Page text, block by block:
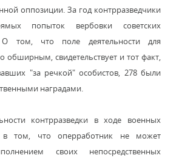
оппозиции. За год контрразведчики
попыток вербовки советских
О том, что поле деятельности для
обширным, свидетельствует и тот факт,
"за речкой" особистов, 278 были
наградами.
контрразведки в ходе военных
в том, что оперработник не может
своих непосредственных